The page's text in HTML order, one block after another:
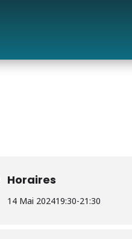
Horaires
14 Mai 202419:30-21:30